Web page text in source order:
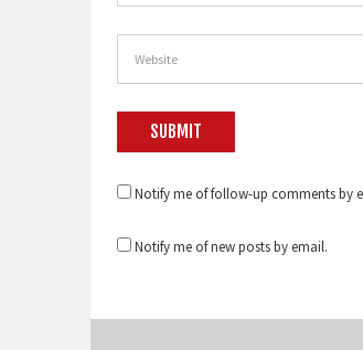
Notify me of follow-up comments by
Notify me of new posts by email.